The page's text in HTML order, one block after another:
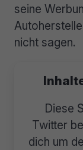
seine
nicht sagen.
Diese
Twitter
dich um